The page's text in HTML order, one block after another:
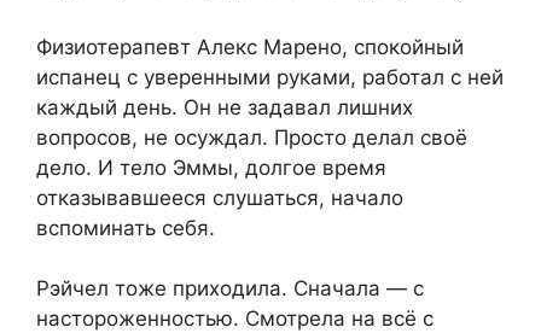
Физиотерапевт Алекс Марено, спокойный
испанец с уверенными руками, работал с ней
каждый день. Он не задавал лишних
вопросов, не осуждал. Просто делал своё
дело. И тело Эммы, долгое время
отказывавшееся слушаться, начало
вспоминать себя.
Рэйчел тоже приходила. Сначала — с
настороженностью. Смотрела на всё с